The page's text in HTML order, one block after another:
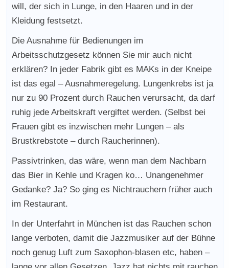
will, der sich in Lunge, in den Haaren und in der
Kleidung festsetzt.
Die Ausnahme für Bedienungen im
Arbeitsschutzgesetz können Sie mir auch nicht
erklären? In jeder Fabrik gibt es MAKs in der Kneipe
ist das egal – Ausnahmeregelung. Lungenkrebs ist ja
nur zu 90 Prozent durch Rauchen verursacht, da darf
ruhig jede Arbeitskraft vergiftet werden. (Selbst bei
Frauen gibt es inzwischen mehr Lungen – als
Brustkrebstote – durch Raucherinnen).
Passivtrinken, das wäre, wenn man dem Nachbarn
das Bier in Kehle und Kragen ko… Unangenehmer
Gedanke? Ja? So ging es Nichtrauchern früher auch
im Restaurant.
In der Unterfahrt in München ist das Rauchen schon
lange verboten, damit die Jazzmusiker auf der Bühne
noch genug Luft zum Saxophon-blasen etc, haben –